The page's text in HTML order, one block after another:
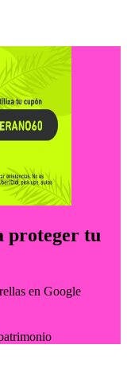
proteger tu
en Google